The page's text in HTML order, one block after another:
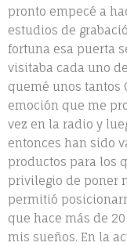
pronto empecé a
estudios de
fortuna esa puerta
visitaba cada uno
quemé unos tantos
emoción que me
vez en la radio y
entonces han sido
productos para los
privilegio de poner
permitió
que hace más de
mis sueños. En la